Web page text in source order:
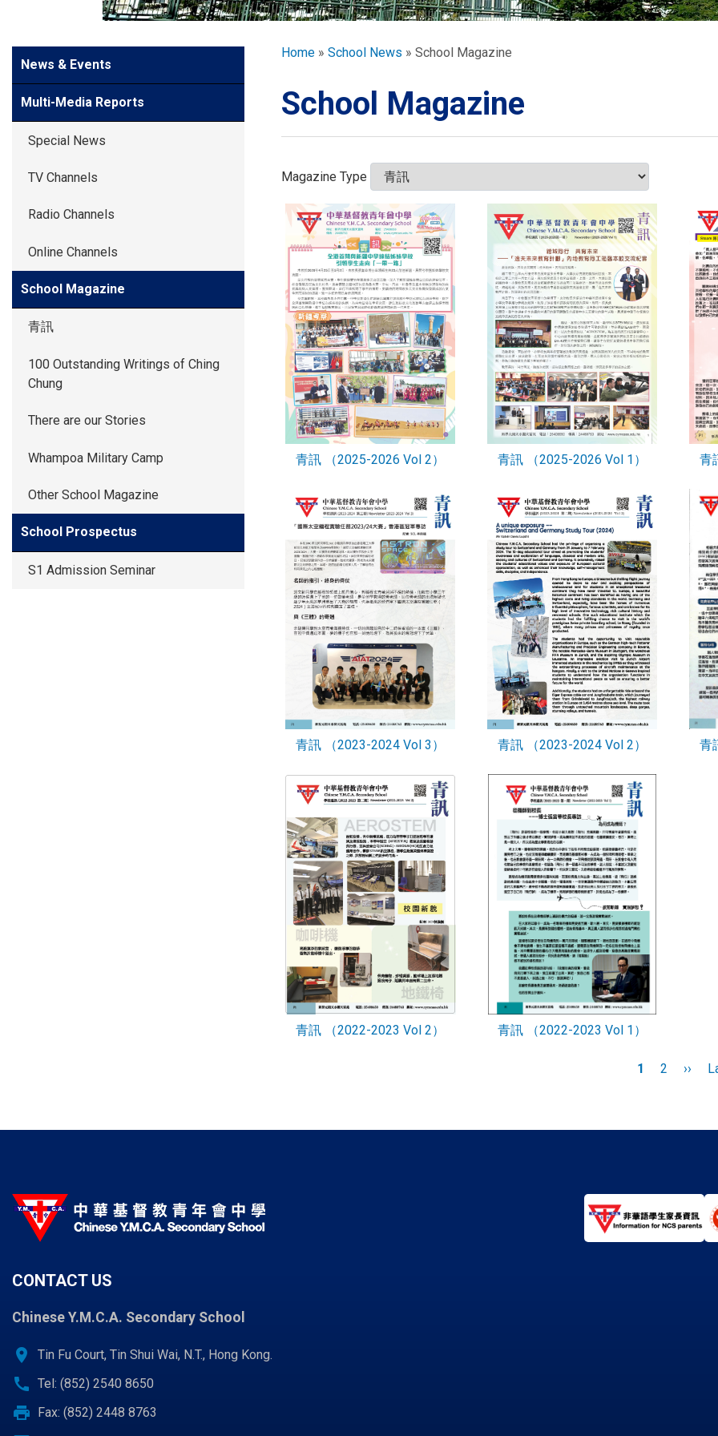
GLOBAL EXPLORATION
ADMISSION
STUDENTS
ACHIEVEMENTS
PARENTS
Side
Meun
News & Events
Multi-Media Reports
Special News
TV Channels
Radio Channels
Online Channels
School Magazine
青訊
100 Outstanding Writings of Ching
Chung
There are our Stories
Whampoa Military Camp
Other School Magazine
School Prospectus
S1 Admission Seminar
Breadcrumb
Home School News School Magazine
School Magazine
Magazine Type
青訊 （2025-2026 Vol 2） 青訊 （2025-2026 Vol 1） 青
青訊 （2023-2024 Vol 3） 青訊 （2023-2024 Vol 2） 青
青訊 （2022-2023 Vol 2） 青訊 （2022-2023 Vol 1）
Current
1 Page
2
Next
››
CONTACT US
Chinese Y.M.C.A. Secondary School
location_on Tin Fu Court, Tin Shui Wai, N.T., Hong Kong.
call Tel: (852) 2540 8650
print Fax: (852) 2448 8763